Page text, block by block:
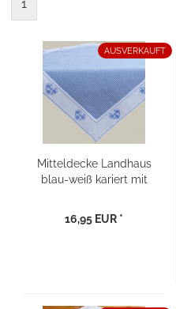
1
AUSVERKAUFT
Mitteldecke Landhaus
blau-weiß kariert mit
16,95 EUR *